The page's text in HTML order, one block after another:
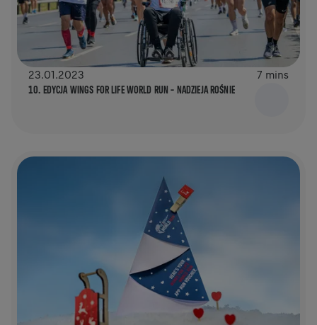
23.01.2023 7 mins
10. EDYCJA WINGS FOR LIFE WORLD RUN – NADZIEJA ROŚNIE